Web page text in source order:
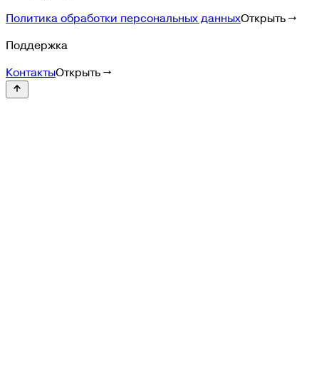
Политика обработки персональных данныхОткрыть →
Поддержка
КонтактыОткрыть →